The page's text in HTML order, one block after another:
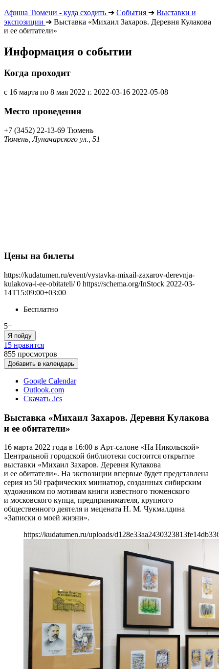
Афиша Тюмени - куда сходить ➔ События ➔ Выставки и
экспозиции ➔ Выставка «Михаил Захаров. Деревня Кулакова
и ее обитатели»
Информация о событии
Когда проходит
с 16 марта по 8 мая 2022 г. 2022-03-16 2022-05-08
Место проведения
+7 (3452) 22-13-69 Тюмень
Тюмень, Луначарского ул., 51
Цены на билеты
https://kudatumen.ru/event/vystavka-mixail-zaxarov-derevnja-
kulakova-i-ee-obitateli/ 0 https://schema.org/InStock 2022-03-
14T15:09:00+03:00
Бесплатно
5+
Я пойду
15 нравится
855 просмотров
Добавить в календарь
Google Calendar
Outlook.com
Скачать .ics
Выставка «Михаил Захаров. Деревня Кулакова
и ее обитатели»
16 марта 2022 года в 16:00 в Арт-салоне «На Никольской»
Центральной городской библиотеки состоится открытие
выставки «Михаил Захаров. Деревня Кулакова
и ее обитатели». На экспозиции впервые будет представлена
серия из 50 графических миниатюр, созданных сибирским
художником по мотивам книги известного тюменского
и московского купца, предпринимателя, крупного
общественного деятеля и мецената Н. М. Чукмалдина
«Записки о моей жизни».
https://kudatumen.ru/uploads/